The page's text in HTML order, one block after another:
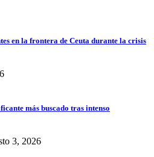
en la frontera de Ceuta durante la crisis
más buscado tras intenso
3, 2026